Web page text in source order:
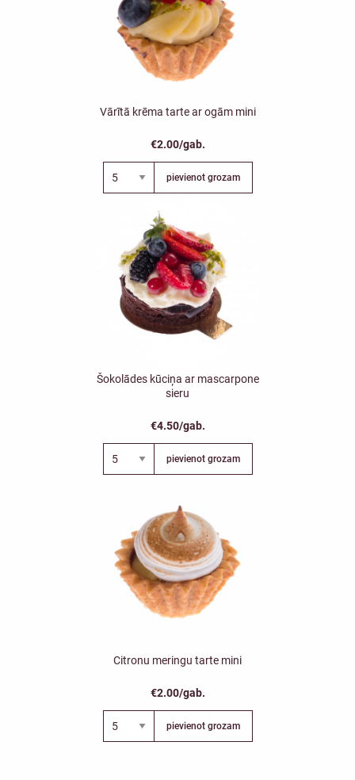
Vārītā krēma tarte ar ogām mini
€2.00/gab.
pievienot grozam
Šokolādes kūciņa ar mascarpone
sieru
€4.50/gab.
pievienot grozam
Citronu meringu tarte mini
€2.00/gab.
pievienot grozam